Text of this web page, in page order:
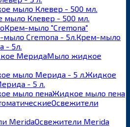
мыло Клевер - 500 мл.
Крем-мыло "Cremona"
Крем-мыло
- 5л.
Мыло жидкое
Жидкое
- 5 л.
Жидкое мыло пена
Освежители
Освежители Merida